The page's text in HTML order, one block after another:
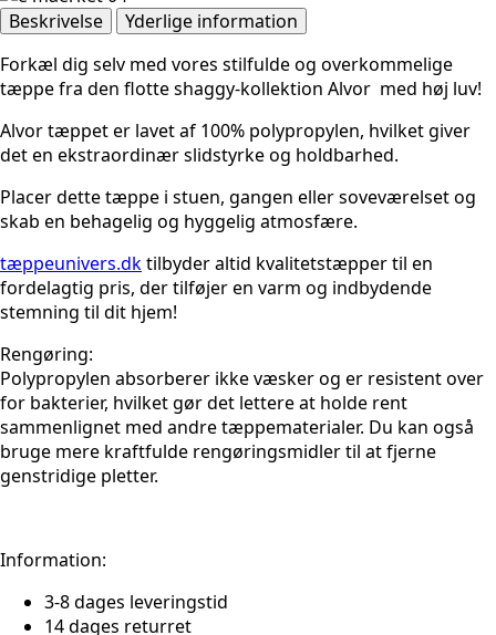
Beskrivelse
Yderlige information
Forkæl dig selv med vores stilfulde og overkommelige
tæppe fra den flotte shaggy-kollektion Alvor med høj luv!
Alvor tæppet er lavet af 100% polypropylen, hvilket giver
det en ekstraordinær slidstyrke og holdbarhed.
Placer dette tæppe i stuen, gangen eller soveværelset og
skab en behagelig og hyggelig atmosfære.
tæppeunivers.dktilbyder altid kvalitetstæpper til en
fordelagtig pris, der tilføjer en varm og indbydende
stemning til dit hjem!
Rengøring:
Polypropylen absorberer ikke væsker og er resistent over
for bakterier, hvilket gør det lettere at holde rent
sammenlignet med andre tæppematerialer. Du kan også
bruge mere kraftfulde rengøringsmidler til at fjerne
genstridige pletter.
Information:
3-8 dages leveringstid
14 dages returret